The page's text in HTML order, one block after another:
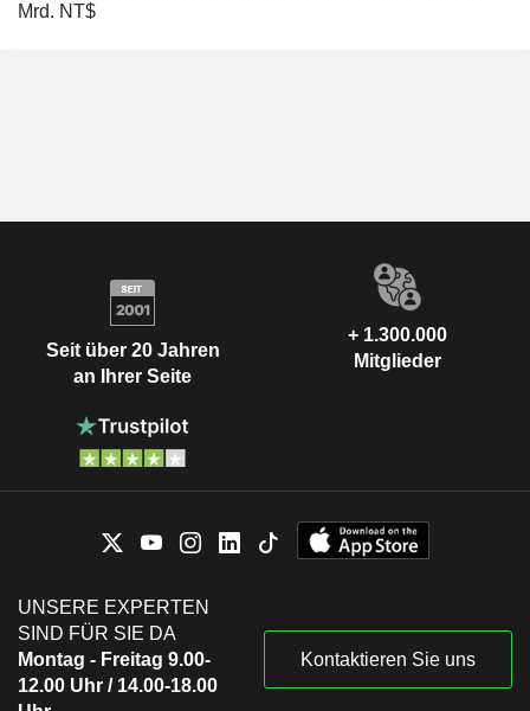
Mrd. NT$
Seit über 20 Jahren
an Ihrer Seite
+ 1.300.000
Mitglieder
UNSERE EXPERTEN
SIND FÜR SIE DA
Montag - Freitag 9.00-
12.00 Uhr / 14.00-18.00
Kontaktieren Sie uns